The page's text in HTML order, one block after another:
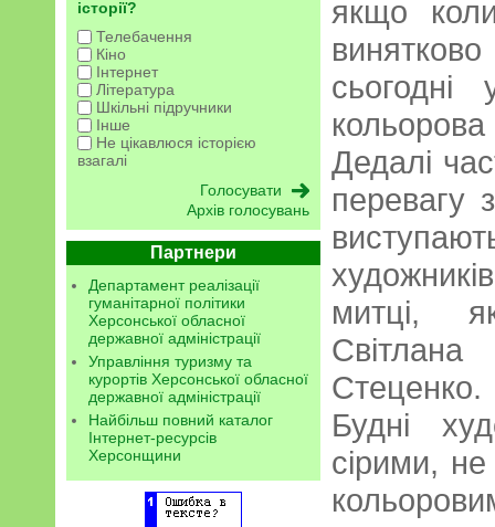
історії?
Телебачення
Кіно
Інтернет
Література
Шкільні підручники
Інше
Не цікавлюся історією
взагалі
Архів голосувань
Партнери
Департамент реалізації
гуманітарної політики
Херсонської обласної
державної адміністрації
Управління туризму та
курортів Херсонської обласної
державної адміністрації
Найбільш повний каталог
Інтернет-ресурсів
Херсонщини
якщо
сьогодні
Дедалі
перевагу
митці,
Стеценко.
Будні
сірими,